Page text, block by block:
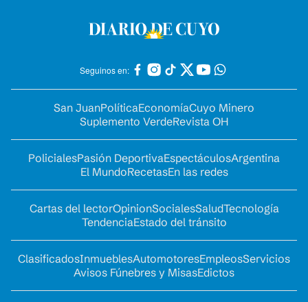
Seguinos en:
San JuanPolíticaEconomíaCuyo Minero
Suplemento VerdeRevista OH
PolicialesPasión DeportivaEspectáculosArgentina
El MundoRecetasEn las redes
Cartas del lectorOpinionSocialesSaludTecnología
TendenciaEstado del tránsito
ClasificadosInmueblesAutomotoresEmpleosServicios
Avisos Fúnebres y MisasEdictos